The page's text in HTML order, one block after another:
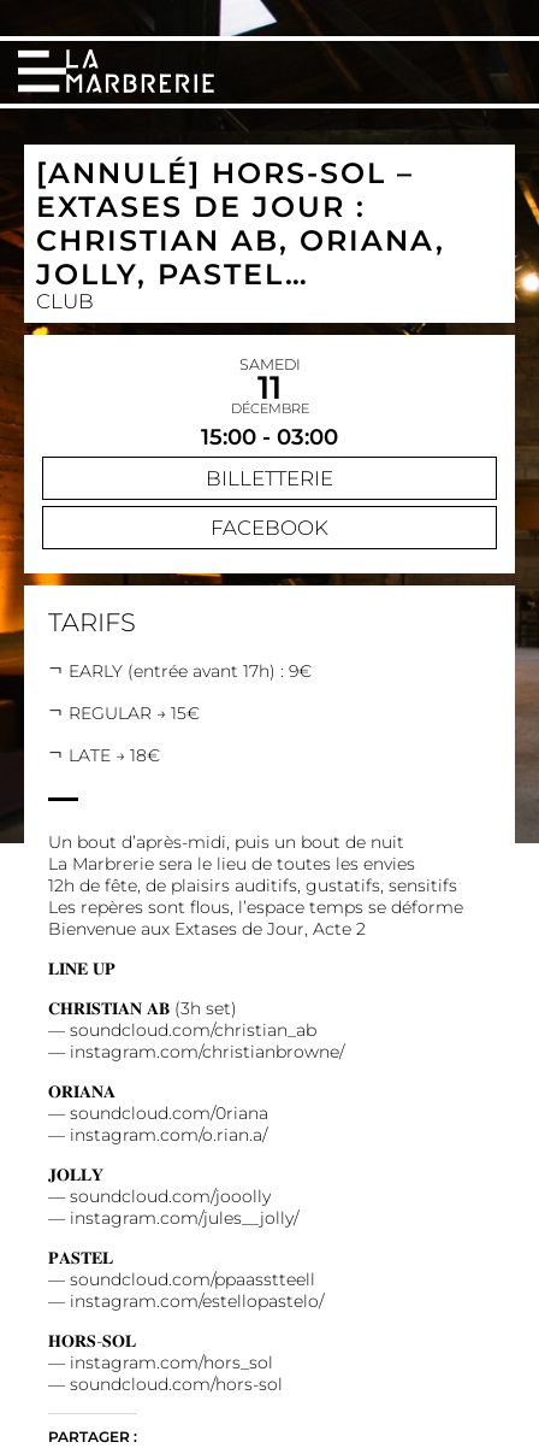
[ANNULÉ] HORS-SOL –
EXTASES DE JOUR :
CHRISTIAN AB, ORIANA,
JOLLY, PASTEL…
CLUB
SAMEDI
11
DÉCEMBRE
15:00 - 03:00
BILLETTERIE
FACEBOOK
TARIFS
EARLY (entrée avant 17h) : 9€
REGULAR → 15€
LATE → 18€
Un bout d’après-midi, puis un bout de nuit
La Marbrerie sera le lieu de toutes les envies
12h de fête, de plaisirs auditifs, gustatifs, sensitifs
Les repères sont flous, l’espace temps se déforme
Bienvenue aux Extases de Jour, Acte 2
𝐋𝐈𝐍𝐄 𝐔𝐏
𝐂𝐇𝐑𝐈𝐒𝐓𝐈𝐀𝐍 𝐀𝐁 (3h set)
— soundcloud.com/christian_ab
— instagram.com/christianbrowne/
𝐎𝐑𝐈𝐀𝐍𝐀
— soundcloud.com/0riana
— instagram.com/o.rian.a/
𝐉𝐎𝐋𝐋𝐘
— soundcloud.com/jooolly
— instagram.com/jules__jolly/
𝐏𝐀𝐒𝐓𝐄𝐋
— soundcloud.com/ppaasstteell
— instagram.com/estellopastelo/
𝐇𝐎𝐑𝐒-𝐒𝐎𝐋
— instagram.com/hors_sol
— soundcloud.com/hors-sol
PARTAGER :